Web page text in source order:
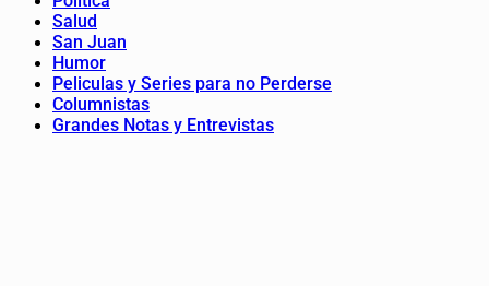
Salud
San Juan
Humor
Peliculas y Series para no Perderse
Columnistas
Grandes Notas y Entrevistas